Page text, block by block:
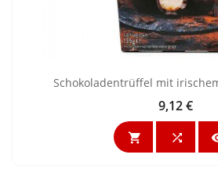
Schokoladentrüffel mit
Preis
9,12 €
 